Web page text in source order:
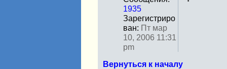
1935
Зарегистриро
ван: Пт мар
10, 2006 11:31
pm
Вернуться к началу